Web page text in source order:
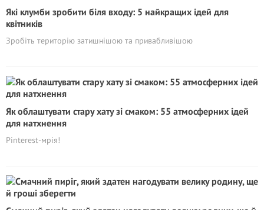
Які клумби зробити біля входу: 5 найкращих ідей для
квітників
Зробіть територію затишнішою та привабливішою
Як облаштувати стару хату зі смаком: 55 атмосферних ідей
для натхнення
Pinterest-мрія!